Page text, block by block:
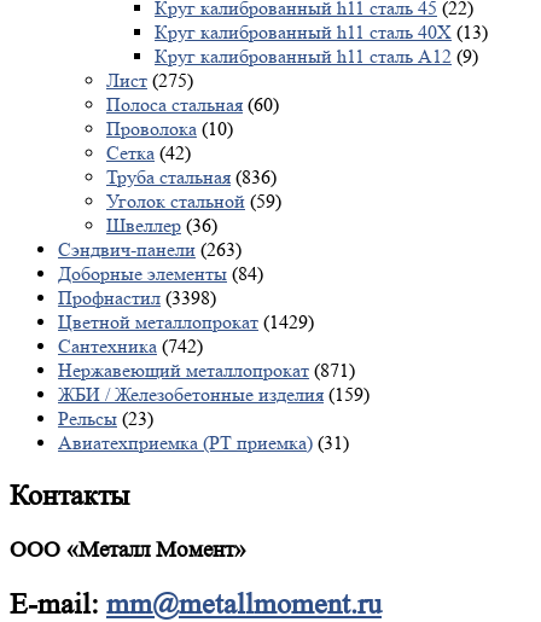
Круг калиброванный h11 сталь 45 (22)
Круг калиброванный h11 сталь 40X (13)
Круг калиброванный h11 сталь А12 (9)
Лист (275)
Полоса стальная (60)
Проволока (10)
Сетка (42)
Труба стальная (836)
Уголок стальной (59)
Швеллер (36)
Сэндвич-панели (263)
Доборные элементы (84)
Профнастил (3398)
Цветной металлопрокат (1429)
Сантехника (742)
Нержавеющий металлопрокат (871)
ЖБИ / Железобетонные изделия (159)
Рельсы (23)
Авиатехприемка (РТ приемка) (31)
Контакты
ООО «Металл Момент»
E-mail: mm@metallmoment.ru